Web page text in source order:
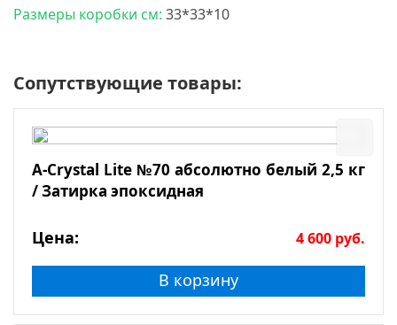
Размеры коробки см: 33*33*10
Сопутствующие товары:
A-Crystal Lite №70 абсолютно белый 2,5 кг
/ Затирка эпоксидная
Цена: 4 600 руб.
В корзину